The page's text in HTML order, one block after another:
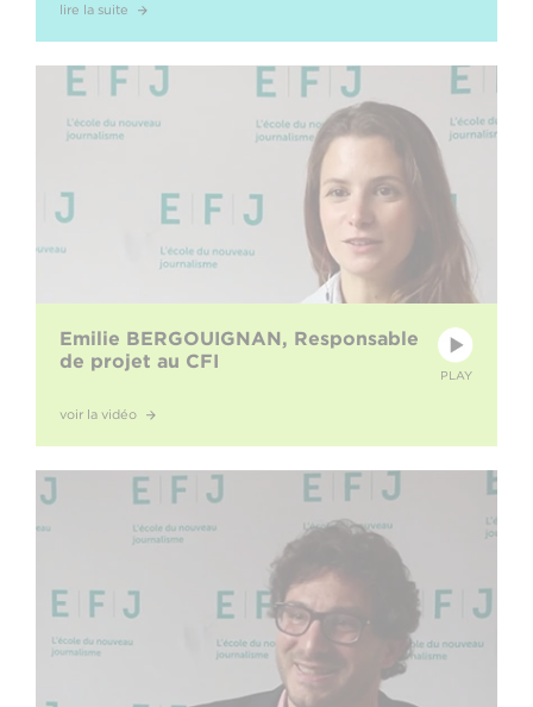
lire la suite
PLAY
Emilie BERGOUIGNAN, Responsable
de projet au CFI
voir la vidéo